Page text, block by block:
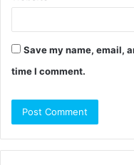
Save my name, email,
time I comment.